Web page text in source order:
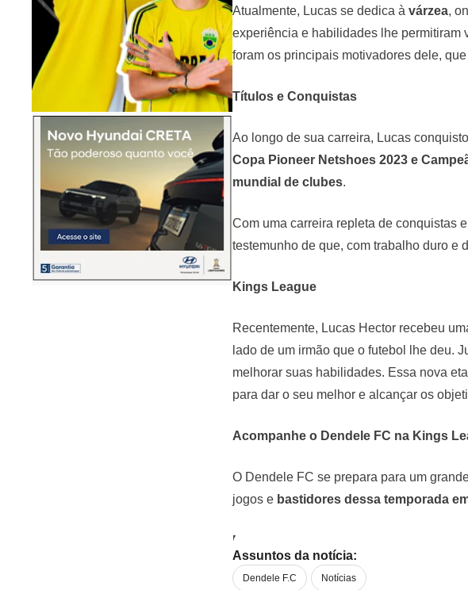
Atualmente, Lucas se dedica à várzea,
experiência e habilidades lhe permitiram
foram os principais motivadores dele,
Títulos e Conquistas
Ao longo de sua carreira, Lucas
Copa Pioneer Netshoes 2023 e
mundial de clubes.
Com uma carreira repleta de conquistas
testemunho de que, com trabalho duro e
Kings League
Recentemente, Lucas Hector recebeu
lado de um irmão que o futebol lhe deu.
melhorar suas habilidades. Essa nova
para dar o seu melhor e alcançar os
Acompanhe o Dendele FC na Kings
O Dendele FC se prepara para um
jogos e bastidores dessa temporada
Foto:
Assuntos da notícia:
Dendele F.C Notícias